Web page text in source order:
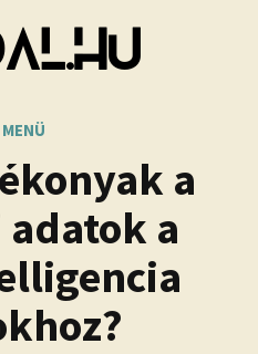
MENÜ
a
adatok a